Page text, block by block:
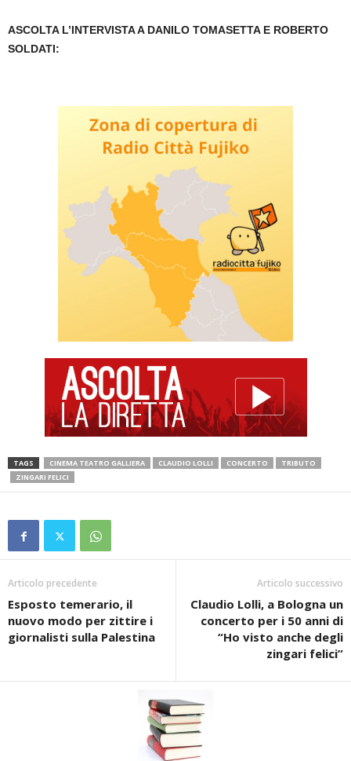
ASCOLTA L’INTERVISTA A DANILO TOMASETTA E ROBERTO
SOLDATI:
TAGS CINEMA TEATRO GALLIERA CLAUDIO LOLLI CONCERTO
TRIBUTO
ZINGARI FELICI
Articolo precedente
Esposto temerario, il
nuovo modo per zittire i
giornalisti sulla Palestina
Articolo successivo
Claudio Lolli, a Bologna un
concerto per i 50 anni di
“Ho visto anche degli
zingari felici”